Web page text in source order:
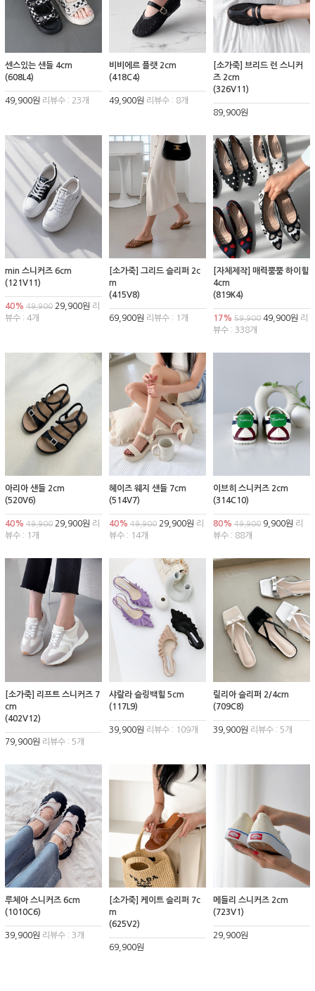
센스있는 샌들 4cm
(608L4)
49,900원 리뷰수 : 23개
비비에르 플랫 2cm
(418C4)
49,900원 리뷰수 : 8개
[소가죽] 브리드 런 스니커
즈 2cm
(326V11)
89,900원
min 스니커즈 6cm
(121V11)
40% 49,900 29,900원 리
뷰수 : 4개
[소가죽] 그리드 슬리퍼 2c
m
(415V8)
69,900원 리뷰수 : 1개
[자체제작] 매력뿜뿜 하이힐
4cm
(819K4)
17% 59,90049,900원 리
뷰수 : 338개
아리아 샌들 2cm
(520V6)
40% 49,900 29,900원 리
뷰수 : 1개
헤이즈 웨지 샌들 7cm
(514V7)
40% 49,90029,900원 리
뷰수 : 14개
이브히 스니커즈 2cm
(314C10)
80% 49,9009,900원 리
뷰수 : 88개
[소가죽] 리프트 스니커즈 7
cm
(402V12)
79,900원 리뷰수 : 5개
샤랄라 슬링백힐 5cm
(117L9)
39,900원 리뷰수 : 109개
릴리아 슬리퍼 2/4cm
(709C8)
39,900원 리뷰수 : 5개
루체아 스니커즈 6cm
(1010C6)
39,900원 리뷰수 : 3개
[소가죽] 케이트 슬리퍼 7c
m
(625V2)
69,900원
메들리 스니커즈 2cm
(723V1)
29,900원